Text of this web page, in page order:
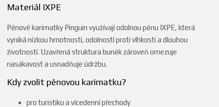
Materiál IXPE
Pěnové karimatky Pinguin využívají odolnou pěnu IXPE, která
vyniká nízkou hmotností, odolností proti vlhkosti a dlouhou
životností. Uzavřená struktura buněk zároveň omezuje
nasákavost a usnadňuje údržbu.
Kdy zvolit pěnovou karimatku?
pro turistiku a vícedenní přechody